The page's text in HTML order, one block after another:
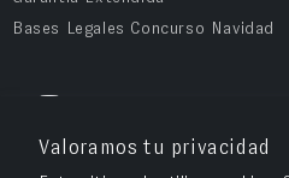
Valoramos tu privacidad
Bases Legales Concurso Navidad